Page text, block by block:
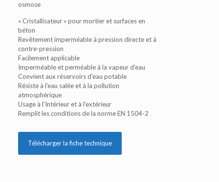
osmose
« Cristallisateur » pour mortier et surfaces en
béton
Revêtement imperméable à pression directe et à
contre-pression
Facilement applicable
Imperméable et perméable à la vapeur d’eau
Convient aux réservoirs d’eau potable
Résiste à l’eau salée et à la pollution
atmosphérique
Usage à l’Intérieur et à l’extérieur
Remplit les conditions de la norme EN 1504-2
Télécharger la fiche technique